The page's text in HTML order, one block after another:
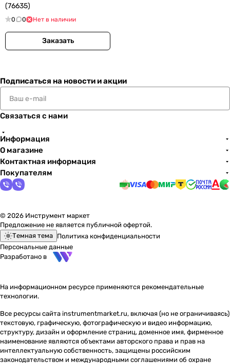
(76635)
0 0 Нет в наличии
Заказать
Подписаться на новости и акции
Связаться с нами
Информация
О магазине
Контактная информация
Покупателям
© 2026 Инструмент маркет
Предложение не является публичной офертой.
Темная тема Политика конфиденциальности
Персональные данные
Разработано в
На информационном ресурсе применяются рекомендательные
технологии.
Все ресурсы сайта instrumentmarket.ru, включая (но не ограничиваясь)
текстовую, графическую, фотографическую и видео информацию,
структуру, дизайн и оформление страниц, доменное имя, фирменное
наименование являются объектами авторского права и прав на
интеллектуальную собственность, защищены российским
законодательством и международными соглашениями об охране